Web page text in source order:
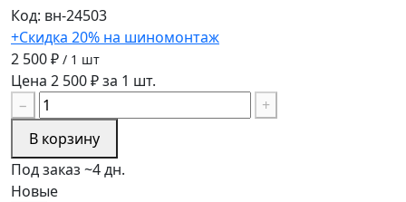
Код: вн-24503
+Скидка 20% на шиномонтаж
2 500 ₽ / 1 шт
Цена 2 500 ₽ за 1 шт.
−
+
В корзину
Под заказ ~4 дн.
Новые